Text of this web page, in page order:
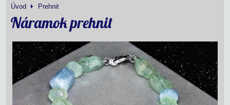
Úvod Prehnit
Náramok prehnit